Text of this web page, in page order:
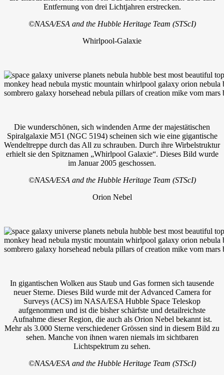
Entfernung von drei Lichtjahren erstrecken.
©NASA/ESA and the Hubble Heritage Team (STScI)
Whirlpool-Galaxie
Die wunderschönen, sich windenden Arme der majestätischen
Spiralgalaxie M51 (NGC 5194) scheinen sich wie eine gigantische
Wendeltreppe durch das All zu schrauben. Durch ihre Wirbelstruktur
erhielt sie den Spitznamen „Whirlpool Galaxie“. Dieses Bild wurde
im Januar 2005 geschossen.
©NASA/ESA and the Hubble Heritage Team (STScI)
Orion Nebel
In gigantischen Wolken aus Staub und Gas formen sich tausende
neuer Sterne. Dieses Bild wurde mit der Advanced Camera for
Surveys (ACS) im NASA/ESA Hubble Space Teleskop
aufgenommen und ist die bisher schärfste und detailreichste
Aufnahme dieser Region, die auch als Orion Nebel bekannt ist.
Mehr als 3.000 Sterne verschiedener Grössen sind in diesem Bild zu
sehen. Manche von ihnen waren niemals im sichtbaren
Lichtspektrum zu sehen.
©NASA/ESA and the Hubble Heritage Team (STScI)